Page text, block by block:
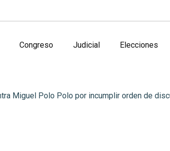
Congreso Judicial Elecciones